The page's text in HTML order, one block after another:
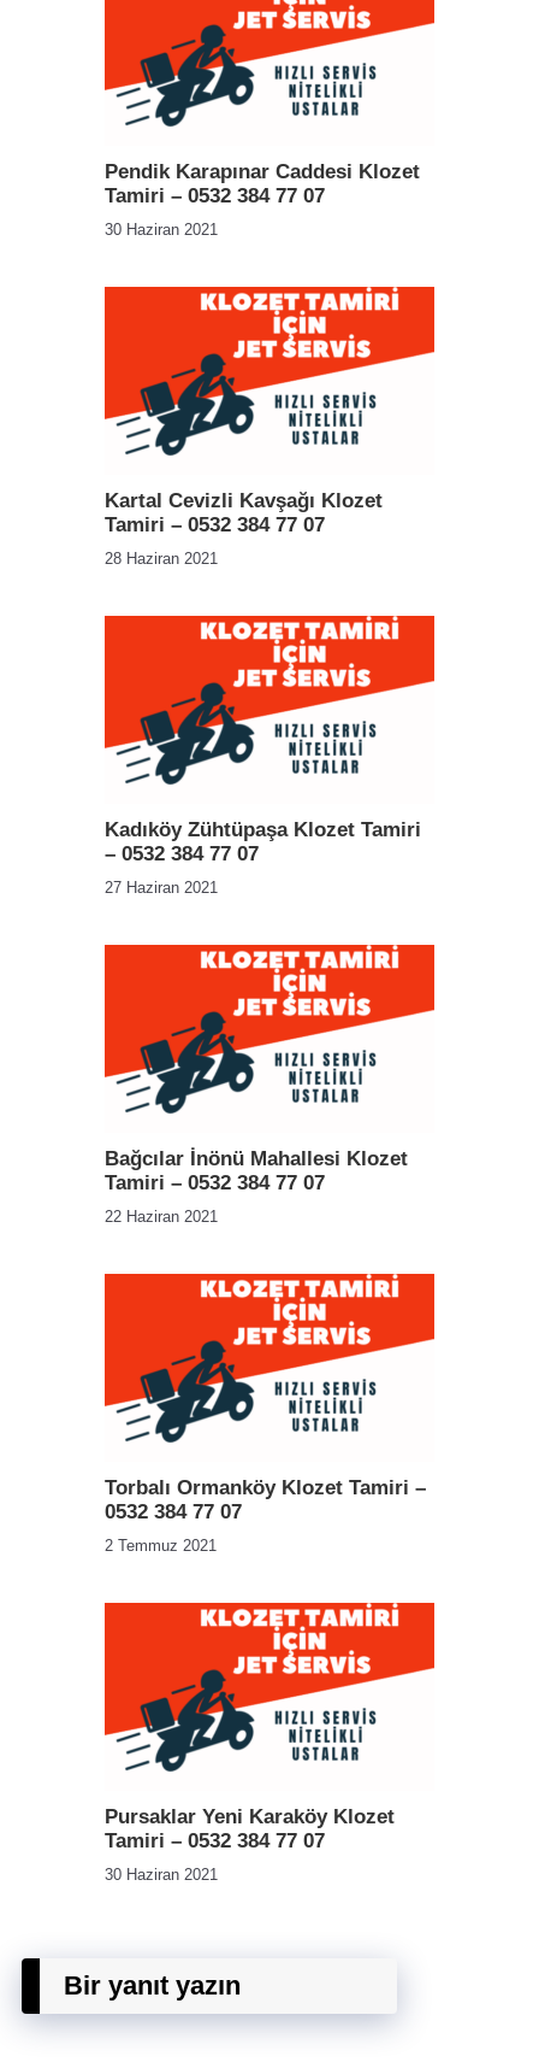
Pendik Karapınar Caddesi Klozet
Tamiri – 0532 384 77 07
30 Haziran 2021
Kartal Cevizli Kavşağı Klozet
Tamiri – 0532 384 77 07
28 Haziran 2021
Kadıköy Zühtüpaşa Klozet Tamiri
– 0532 384 77 07
27 Haziran 2021
Bağcılar İnönü Mahallesi Klozet
Tamiri – 0532 384 77 07
22 Haziran 2021
Torbalı Ormanköy Klozet Tamiri –
0532 384 77 07
2 Temmuz 2021
Pursaklar Yeni Karaköy Klozet
Tamiri – 0532 384 77 07
30 Haziran 2021
Bir yanıt yazın